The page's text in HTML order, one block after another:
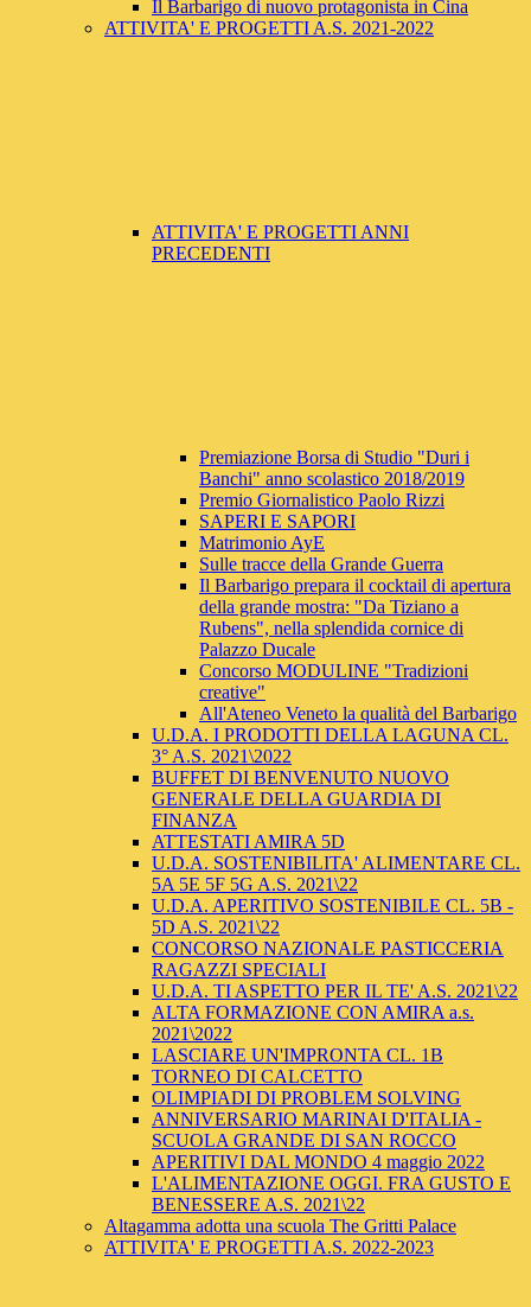
Il Barbarigo di nuovo protagonista in Cina
ATTIVITA' E PROGETTI A.S. 2021-2022
ATTIVITA' E PROGETTI ANNI
PRECEDENTI
Premiazione Borsa di Studio "Duri i
Banchi" anno scolastico 2018/2019
Premio Giornalistico Paolo Rizzi
SAPERI E SAPORI
Matrimonio AyE
Sulle tracce della Grande Guerra
Il Barbarigo prepara il cocktail di apertura
della grande mostra: "Da Tiziano a
Rubens", nella splendida cornice di
Palazzo Ducale
Concorso MODULINE "Tradizioni
creative"
All'Ateneo Veneto la qualità del Barbarigo
U.D.A. I PRODOTTI DELLA LAGUNA CL.
3° A.S. 2021\2022
BUFFET DI BENVENUTO NUOVO
GENERALE DELLA GUARDIA DI
FINANZA
ATTESTATI AMIRA 5D
U.D.A. SOSTENIBILITA' ALIMENTARE CL.
5A 5E 5F 5G A.S. 2021\22
U.D.A. APERITIVO SOSTENIBILE CL. 5B -
5D A.S. 2021\22
CONCORSO NAZIONALE PASTICCERIA
RAGAZZI SPECIALI
U.D.A. TI ASPETTO PER IL TE' A.S. 2021\22
ALTA FORMAZIONE CON AMIRA a.s.
2021\2022
LASCIARE UN'IMPRONTA CL. 1B
TORNEO DI CALCETTO
OLIMPIADI DI PROBLEM SOLVING
ANNIVERSARIO MARINAI D'ITALIA -
SCUOLA GRANDE DI SAN ROCCO
APERITIVI DAL MONDO 4 maggio 2022
L'ALIMENTAZIONE OGGI. FRA GUSTO E
BENESSERE A.S. 2021\22
Altagamma adotta una scuola The Gritti Palace
ATTIVITA' E PROGETTI A.S. 2022-2023